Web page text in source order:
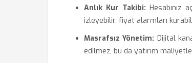
Anlık Kur Takibi: Hesabınız
izleyebilir, fiyat alarmları
Masrafsız Yönetim: Dijital
edilmez, bu da yatırım